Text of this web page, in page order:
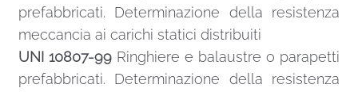
prefabbricati. Determinazione della resistenza
meccancia ai carichi statici distribuiti
UNI 10807-99Ringhiere e balaustre o parapetti
prefabbricati. Determinazione della resistenza